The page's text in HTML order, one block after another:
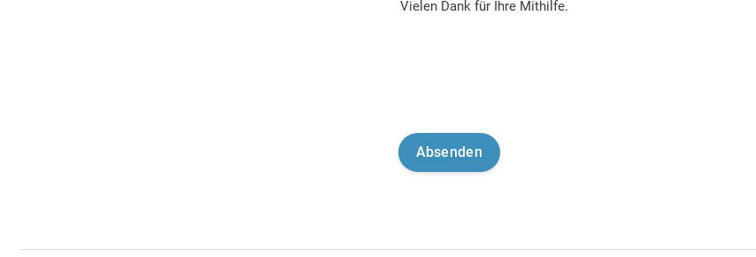
Vielen Dank für Ihre Mithilfe.